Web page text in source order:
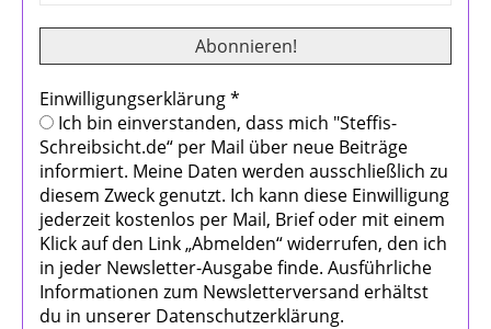
Einwilligungserklärung*
Ich bin einverstanden, dass mich "Steffis-
Schreibsicht.de“ per Mail über neue Beiträge
informiert. Meine Daten werden ausschließlich zu
diesem Zweck genutzt. Ich kann diese Einwilligung
jederzeit kostenlos per Mail, Brief oder mit einem
Klick auf den Link „Abmelden“ widerrufen, den ich
in jeder Newsletter-Ausgabe finde. Ausführliche
Informationen zum Newsletterversand erhältst
du in unserer Datenschutzerklärung.